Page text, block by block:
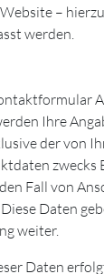
–
werden.
Ihre
der von
zwecks
Fall von
Daten
weiter.
Daten